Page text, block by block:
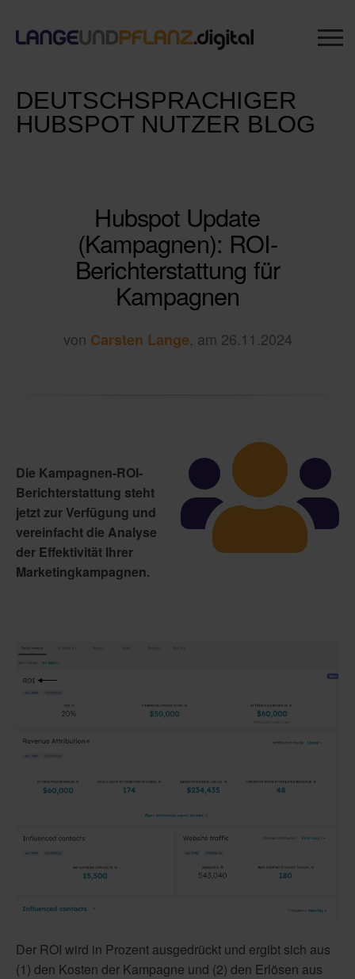
DEUTSCHSPRACHIGER
HUBSPOT NUTZER BLOG
Hubspot Update
(Kampagnen): ROI-
Berichterstattung für
Kampagnen
von Carsten Lange, am 26.11.2024
Die Kampagnen-ROI-
Berichterstattung steht
jetzt zur Verfügung und
vereinfacht die Analyse
der Effektivität Ihrer
Marketingkampagnen.
Der ROI wird in Prozent ausgedrückt und ergibt sich aus
(1) den Kosten der Kampagne und (2) den Erlösen aus